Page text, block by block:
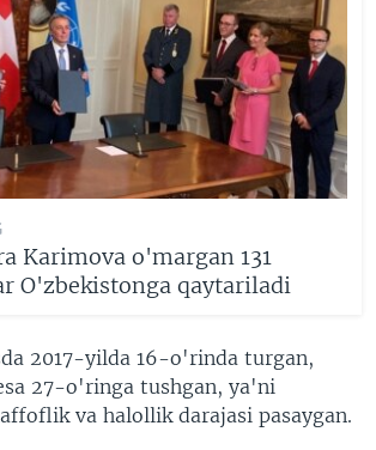
Karimova o'margan 131
O'zbekistonga qaytariladi
2017-yilda 16-o'rinda turgan,
27-o'ringa tushgan, ya'ni
va halollik darajasi pasaygan.